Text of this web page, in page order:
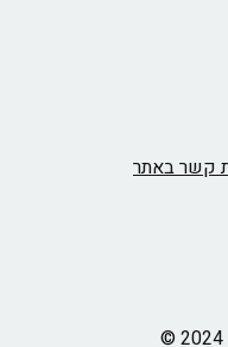
קשר באתר